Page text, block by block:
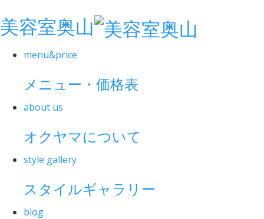
美容室奥山
menu&price
メニュー・価格表
about us
オクヤマについて
style gallery
スタイルギャラリー
blog